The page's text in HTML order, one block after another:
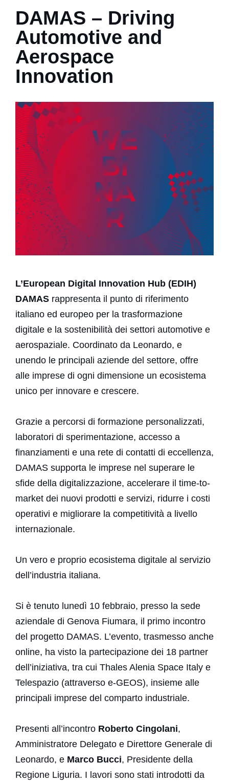
DAMAS – Driving
Automotive and
Aerospace
Innovation
L’European Digital Innovation Hub (EDIH)
DAMASrappresenta il punto di riferimento
italiano ed europeo per la trasformazione
digitale e la sostenibilità dei settori automotive e
aerospaziale. Coordinato da Leonardo, e
unendo le principali aziende del settore, offre
alle imprese di ogni dimensione un ecosistema
unico per innovare e crescere.
Grazie a percorsi di formazione personalizzati,
laboratori di sperimentazione, accesso a
finanziamenti e una rete di contatti di eccellenza,
DAMAS supporta le imprese nel superare le
sfide della digitalizzazione, accelerare il time-to-
market dei nuovi prodotti e servizi, ridurre i costi
operativi e migliorare la competitività a livello
internazionale.
Un vero e proprio ecosistema digitale al servizio
dell’industria italiana.
Si è tenuto lunedì 10 febbraio, presso la sede
aziendale di Genova Fiumara, il primo incontro
del progetto DAMAS. L’evento, trasmesso anche
online, ha visto la partecipazione dei 18 partner
dell’iniziativa, tra cui Thales Alenia Space Italy e
Telespazio (attraverso e-GEOS), insieme alle
principali imprese del comparto industriale.
Presenti all’incontro Roberto Cingolani,
Amministratore Delegato e Direttore Generale di
Leonardo, e Marco Bucci, Presidente della
Regione Liguria. I lavori sono stati introdotti da